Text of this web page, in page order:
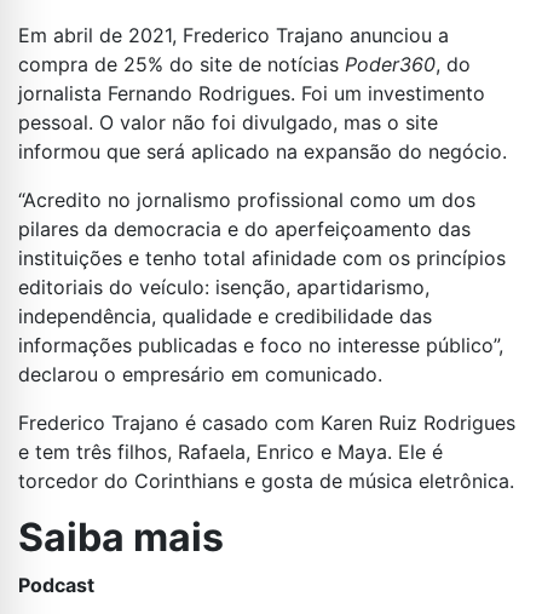
Em abril de 2021, Frederico Trajano anunciou a
compra de 25% do site de notícias Poder360, do
jornalista Fernando Rodrigues. Foi um investimento
pessoal. O valor não foi divulgado, mas o site
informou que será aplicado na expansão do negócio.
“Acredito no jornalismo profissional como um dos
pilares da democracia e do aperfeiçoamento das
instituições e tenho total afinidade com os princípios
editoriais do veículo: isenção, apartidarismo,
independência, qualidade e credibilidade das
informações publicadas e foco no interesse público”,
declarou o empresário em comunicado.
Frederico Trajano é casado com Karen Ruiz Rodrigues
e tem três filhos, Rafaela, Enrico e Maya. Ele é
torcedor do Corinthians e gosta de música eletrônica.
Saiba mais
Podcast